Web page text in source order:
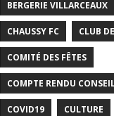
BERGERIE VILLARCEAUX
CHAUSSY FC CLUB
COMITÉ DES FÊTES
COMPTE RENDU
COVID19 CULTURE